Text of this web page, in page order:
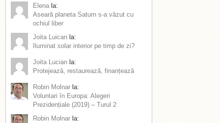
Elena la:
Aseară planeta Saturn s-a văzut cu
ochiul liber
Joita Luican la:
Iluminat solar interior pe timp de zi?
Joita Lucian la:
Protejează, restaurează, finanțează
Robin Molnar la:
Voluntari în Europa: Alegeri
Prezidențiale (2019) – Turul 2
Robin Molnar la: